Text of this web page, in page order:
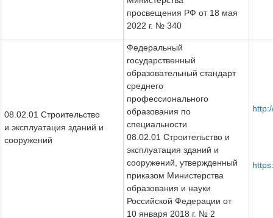
просвещения РФ от 18 мая
2022 г. № 340
08.02.01 Строительство
и эксплуатация зданий и
сооружений
Федеральный
государственный
образовательный стандарт
среднего
профессионального
образования по
специальности
08.02.01 Строительство и
эксплуатация зданий и
сооружений, утвержденный
приказом Министерства
образования и науки
Российской Федерации от
10 января 2018 г. № 2